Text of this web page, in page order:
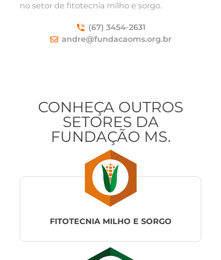
no setor de fitotecnia milho e sorgo.
(67) 3454-2631
andre@fundacaoms.org.br
CONHEÇA OUTROS
SETORES DA
FUNDAÇÃO MS.
FITOTECNIA MILHO E SORGO